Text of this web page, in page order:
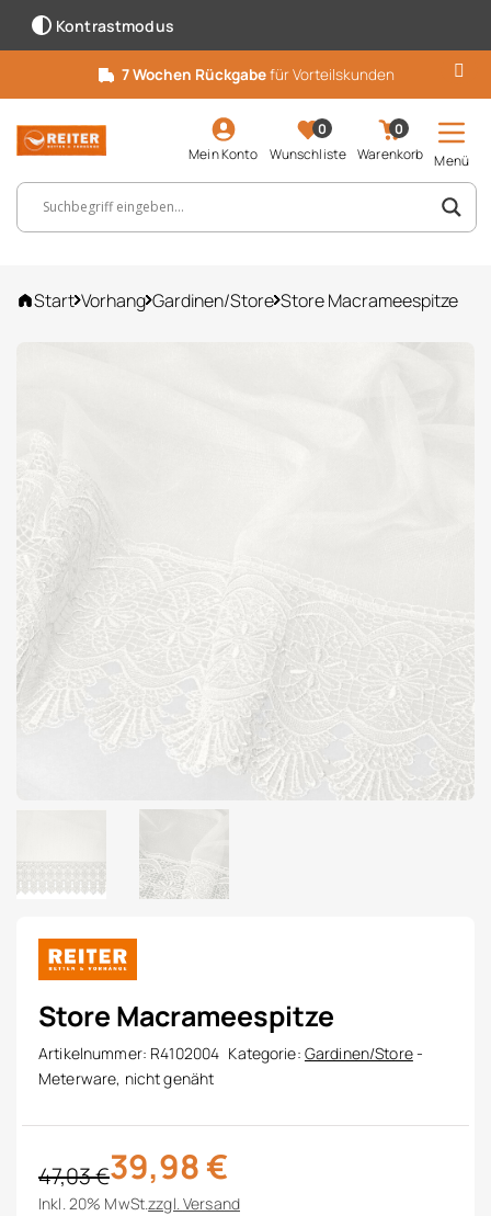
Kontrastmodus
7 Wochen Rückgabefür Vorteilskunden
Mein Konto
0
Wunschliste
0
Warenkorb
Menü
Suchbegriff, Artikelnummer ...
Start Vorhang Gardinen/Store Store Macrameespitze
Store Macrameespitze
Artikelnummer: R4102004 Kategorie: Gardinen/Store-
Meterware, nicht genäht
47,03€
Ursprünglicher Preis war: 47,03 €
39,98€
Aktueller Preis ist: 39,98 €.
Inkl. 20% MwSt.zzgl.Versand